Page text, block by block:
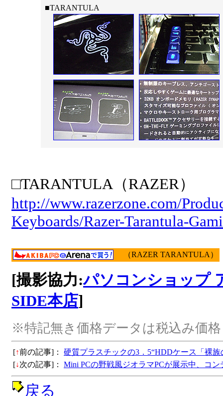
■TARANTULA
□TARANTULA（RAZER）
http://www.razerzone.com/
Keyboards/Razer-Tarantula-
（RAZER TARANTULA）
[撮影協力:パソコンショップ
SIDE本店]
※特記無き価格データは税込み価
[↑前の記事]：
硬質プラスチックの3．5“HDDケース「裸
[↓次の記事]： Mini PCの野戦風ジオラマPCが展示中、コン
戻る